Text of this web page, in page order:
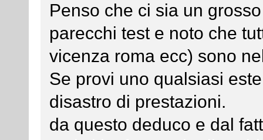
Penso che ci sia un
parecchi test e noto che
vicenza roma ecc) sono
Se provi uno qualsiasi
disastro di prestazioni.
da questo deduco e dal